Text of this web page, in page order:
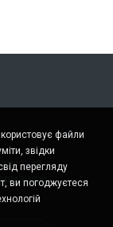
файли
звідки
перегляду
ви погоджуєтеся